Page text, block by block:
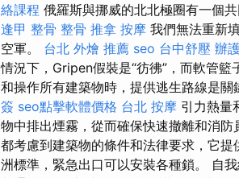
絡課程 俄羅斯與挪威的北北極圈有一個
逢甲 整骨 整骨 推拿 按摩 我們無法重新
空軍。 台北 外燴 推薦 seo 台中舒壓 辦
情況下，Gripen假裝是“彷彿”，而軟管
和操作所有建築物時，提供逃生路線是關
簽 seo點擊軟體價格 台北 按摩 引力熱量
物中排出煙霧，從而確保快速撤離和消防
都考慮到建築物的條件和法律要求，它提
洲標準，緊急出口可以安裝各種鎖。 自